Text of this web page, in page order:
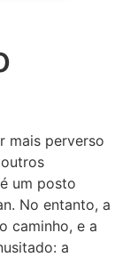
mais perverso
um posto
No entanto, a
caminho, e a
a